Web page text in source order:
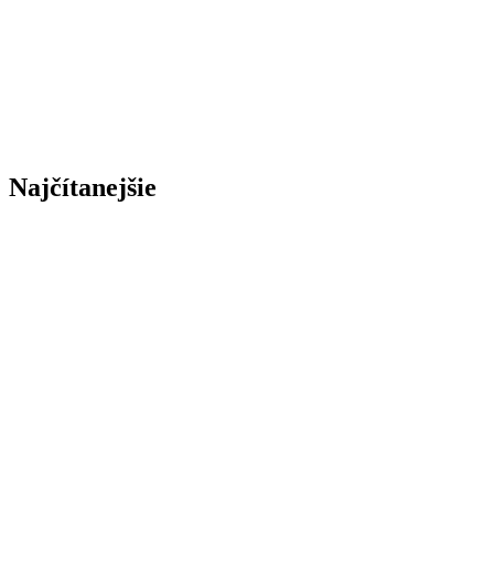
Najčítanejšie